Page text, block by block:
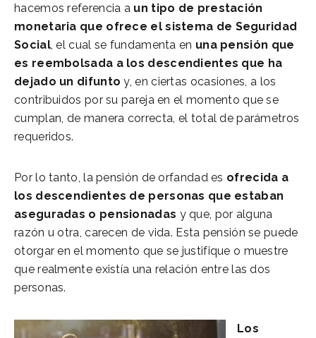
hacemos referencia a un tipo de prestación
monetaria que ofrece el sistema de Seguridad
Social, el cual se fundamenta en una pensión que
es reembolsada a los descendientes que ha
dejado un difunto y, en ciertas ocasiones, a los
contribuidos por su pareja en el momento que se
cumplan, de manera correcta, el total de parámetros
requeridos.
Por lo tanto, la pensión de orfandad es ofrecida a
los descendientes de personas que estaban
aseguradas o pensionadas y que, por alguna
razón u otra, carecen de vida. Esta pensión se puede
otorgar en el momento que se justifique o muestre
que realmente existía una relación entre las dos
personas.
Los